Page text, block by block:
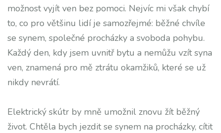
možnost vyjít ven bez pomoci. Nejvíc mi však chybí
to, co pro většinu lidí je samozřejmé: běžné chvíle
se synem, společné procházky a svoboda pohybu.
Každý den, kdy jsem uvnitř bytu a nemůžu vzít syna
ven, znamená pro mě ztrátu okamžiků, které se už
nikdy nevrátí.
Elektrický skútr by mně umožnil znovu žít běžný
život. Chtěla bych jezdit se synem na procházky, cítit